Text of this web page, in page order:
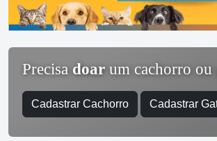
Precisa doar um cachorro ou
Cadastrar Cachorro Cadastrar